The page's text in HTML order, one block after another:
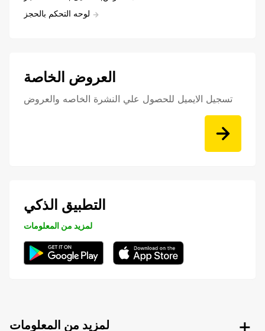
لوحه التحكم بالحجز
العروض الخاصة
تسجيل الايميل للحصول علي النشرة الخاصه والعروض
التطبيق الذكي
لمزيد من المعلومات
لمزيد من المعلومات